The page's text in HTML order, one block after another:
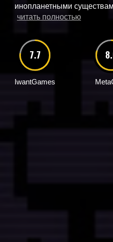
инопланетными
читать полностью
7.7
IwantGames